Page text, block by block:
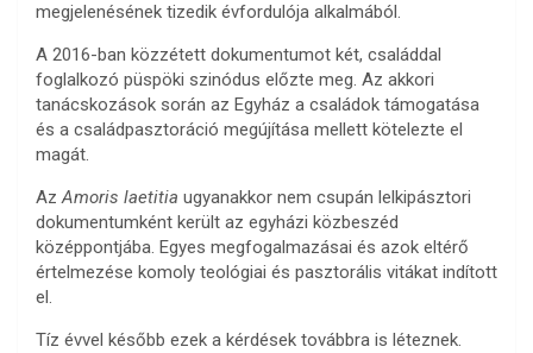
megjelenésének tizedik évfordulója alkalmából.
A 2016-ban közzétett dokumentumot két, családdal
foglalkozó püspöki szinódus előzte meg. Az akkori
tanácskozások során az Egyház a családok támogatása
és a családpasztoráció megújítása mellett kötelezte el
magát.
AzAmoris laetitia ugyanakkor nem csupán lelkipásztori
dokumentumként került az egyházi közbeszéd
középpontjába. Egyes megfogalmazásai és azok eltérő
értelmezése komoly teológiai és pasztorális vitákat indított
el.
Tíz évvel később ezek a kérdések továbbra is léteznek.